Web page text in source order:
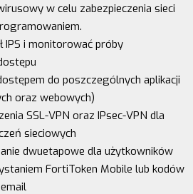
w celu zabezpieczenia sieci
IPS i monitorować próby
do poszczególnych aplikacji
oraz webowych)
SSL-VPN oraz IPsec-VPN dla
sieciowych
dwuetapowe dla użytkowników
FortiToken Mobile lub kodów